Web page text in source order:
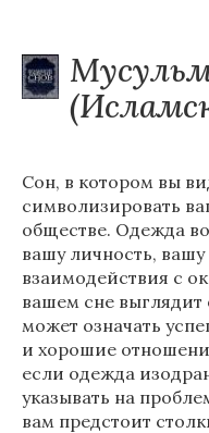
Сон, в котором вы
символизировать
обществе. Одежда
вашу личность,
взаимодействия с
вашем сне выглядит
может означать
и хорошие
если одежда
указывать на
вам предстоит